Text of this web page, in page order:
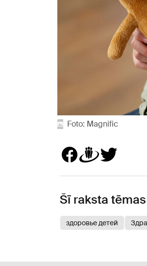
Foto: Magnific
Šī raksta tēmas
здоровье детей